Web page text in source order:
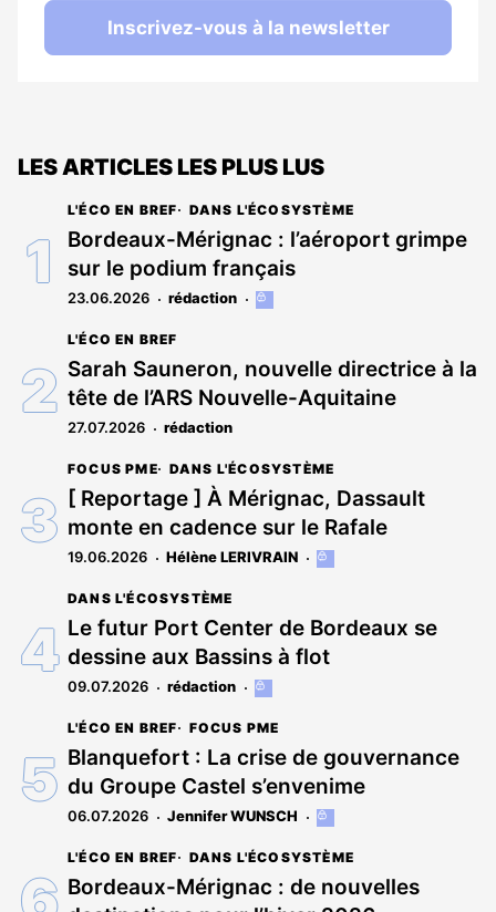
Inscrivez-vous à la newsletter
LES ARTICLES LES PLUS LUS
L'ÉCO EN BREF DANS L'ÉCOSYSTÈME
Bordeaux-Mérignac : l’aéroport grimpe
sur le podium français
23.06.2026 rédaction
Cet
réservé
abonnés
L'ÉCO EN BREF
Sarah Sauneron, nouvelle directrice à la
tête de l’ARS Nouvelle-Aquitaine
27.07.2026 rédaction
FOCUS PME DANS L'ÉCOSYSTÈME
[ Reportage ] À Mérignac, Dassault
monte en cadence sur le Rafale
19.06.2026 Hélène LERIVRAIN
Cet
réservé
abonnés
DANS L'ÉCOSYSTÈME
Le futur Port Center de Bordeaux se
dessine aux Bassins à flot
09.07.2026 rédaction
Cet
est
réservé
abonnés
L'ÉCO EN BREF FOCUS PME
Blanquefort : La crise de gouvernance
du Groupe Castel s’envenime
06.07.2026 Jennifer WUNSCH
Cet
est
réservé
L'ÉCO EN BREF DANS L'ÉCOSYSTÈME
Bordeaux-Mérignac : de nouvelles